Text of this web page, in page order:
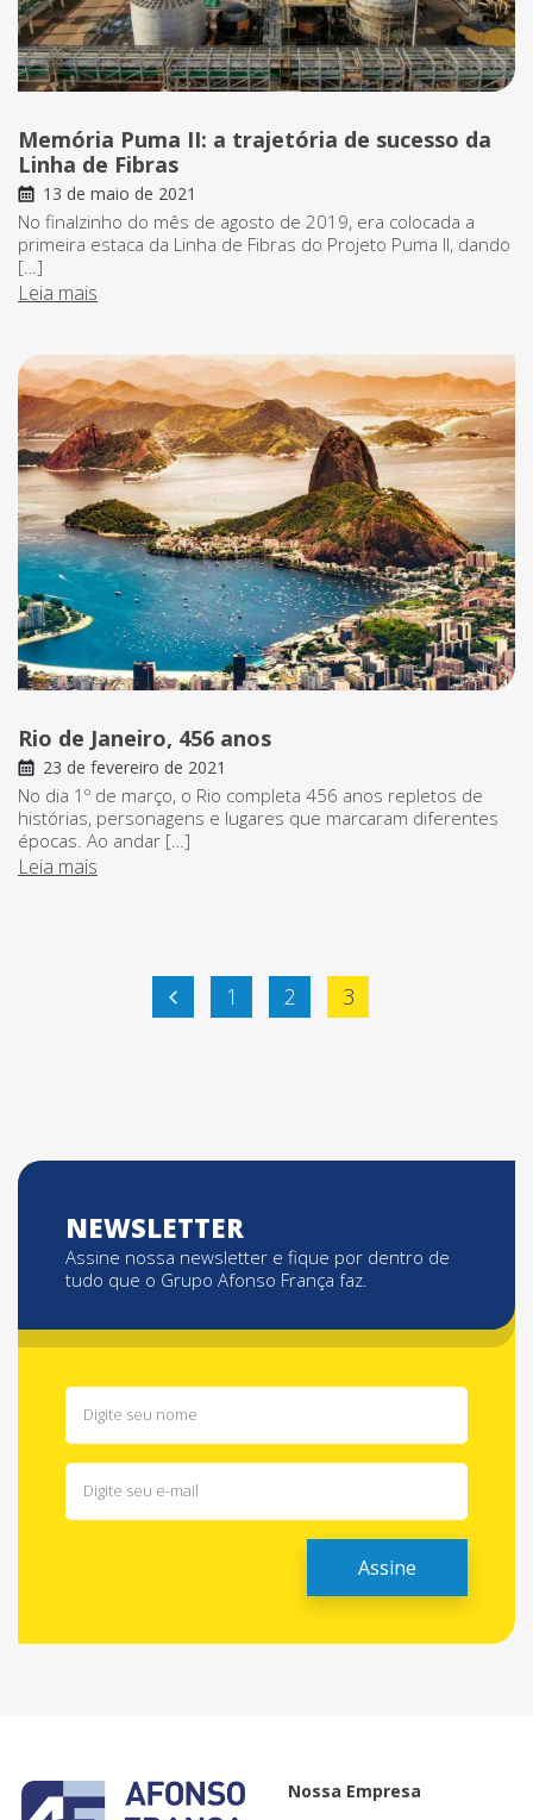
Memória Puma II: a trajetória de sucesso da
Linha de Fibras
13 de maio de 2021
No finalzinho do mês de agosto de 2019, era colocada a
primeira estaca da Linha de Fibras do Projeto Puma II, dando
[…]
Leia mais
Rio de Janeiro, 456 anos
23 de fevereiro de 2021
No dia 1º de março, o Rio completa 456 anos repletos de
histórias, personagens e lugares que marcaram diferentes
épocas. Ao andar […]
Leia mais
Paginação
1 2 3
NEWSLETTER
Assine nossa newsletter e fique por dentro de
tudo que o Grupo Afonso França faz.
Nossa Empresa